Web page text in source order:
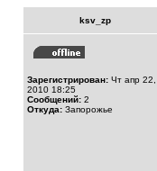
ksv_zp
Зарегистрирован: Чт апр 22,
2010 18:25
Сообщений: 2
Откуда: Запорожье